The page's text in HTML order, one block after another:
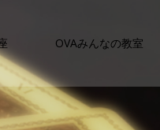
OVAみんなの教室